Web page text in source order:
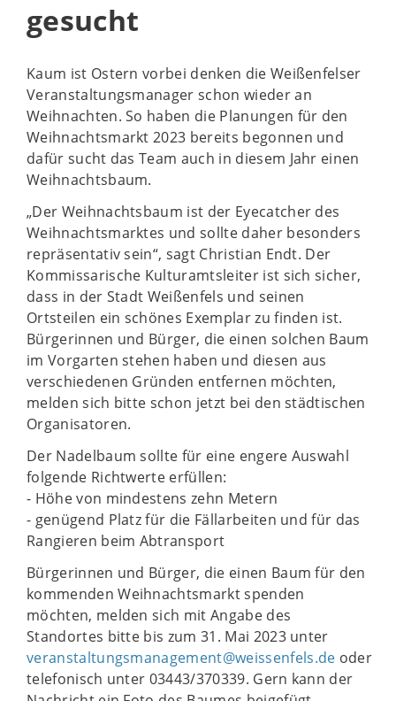
gesucht
Kaum ist Ostern vorbei denken die Weißenfelser
Veranstaltungsmanager schon wieder an
Weihnachten. So haben die Planungen für den
Weihnachtsmarkt 2023 bereits begonnen und
dafür sucht das Team auch in diesem Jahr einen
Weihnachtsbaum.
„Der Weihnachtsbaum ist der Eyecatcher des
Weihnachtsmarktes und sollte daher besonders
repräsentativ sein“, sagt Christian Endt. Der
Kommissarische Kulturamtsleiter ist sich sicher,
dass in der Stadt Weißenfels und seinen
Ortsteilen ein schönes Exemplar zu finden ist.
Bürgerinnen und Bürger, die einen solchen Baum
im Vorgarten stehen haben und diesen aus
verschiedenen Gründen entfernen möchten,
melden sich bitte schon jetzt bei den städtischen
Organisatoren.
Der Nadelbaum sollte für eine engere Auswahl
folgende Richtwerte erfüllen:
- Höhe von mindestens zehn Metern
- genügend Platz für die Fällarbeiten und für das
Rangieren beim Abtransport
Bürgerinnen und Bürger, die einen Baum für den
kommenden Weihnachtsmarkt spenden
möchten, melden sich mit Angabe des
Standortes bitte bis zum 31. Mai 2023 unter
veranstaltungsmanagement@weissenfels.de oder
telefonisch unter 03443/370339. Gern kann der